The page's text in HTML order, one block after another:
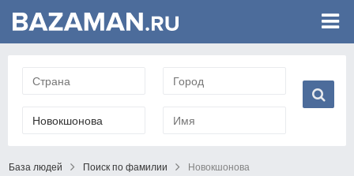
База людей Поиск по фамилии Новокшонова